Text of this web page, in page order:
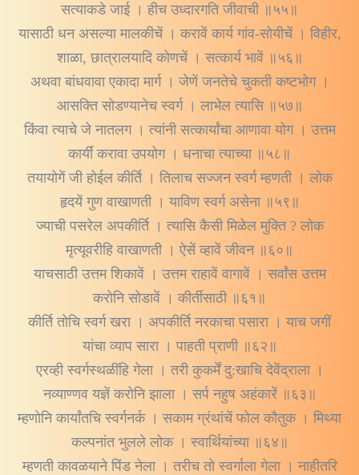
सत्याकडे जाई । हीच उध्दारगति जीवाची ॥५५॥
यासाठी धन असल्या मालकीचें । करावें कार्य गांव-सोयीचें । विहीर,
शाळा, छात्रालयादि कोणचें । सत्कार्य भावें ॥५६॥
अथवा बांधवावा एकादा मार्ग । जेणें जनतेचे चुकती कष्टभोग ।
आसक्ति सोडण्यानेच स्वर्ग । लाभेल त्यासि ॥५७॥
किंवा त्याचे जे नातलग । त्यांनी सत्कार्यांचा आणावा योग । उत्तम
कार्यीं करावा उपयोग । धनाचा त्याच्या ॥५८॥
तयायोगें जी होईल कीर्ति । तिलाच सज्जन स्वर्ग म्हणती । लोक
हृदयें गुण वाखाणती । याविण स्वर्ग असेना ॥५९॥
ज्याची पसरेल अपकीर्ति । त्यासि कैसी मिळेल मुक्ति ? लोक
मृत्यूवरीहि वाखाणती । ऐसें व्हावें जीवन ॥६०॥
याचसाठी उत्तम शिकावें । उत्तम राहावें वागावें । सर्वांस उत्तम
करोनि सोडावें । कीर्तीसाठी ॥६१॥
कीर्ति तोचि स्वर्ग खरा । अपकीर्ति नरकाचा पसारा । याच जगीं
यांचा व्याप सारा । पाहती प्राणी ॥६२॥
एरव्ही स्वर्गस्थळींहि गेला । तरी कुकर्में दु:खाचि देवेंद्राला ।
नव्याण्णव यज्ञें करोनि झाला । सर्प नहुष अहंकारें ॥६३॥
म्हणोनि कार्यांतचि स्वर्गनर्क । सकाम ग्रंथांचें फोल कौतुक । मिथ्या
कल्पनांत भुलले लोक । स्वार्थियांच्या ॥६४॥
म्हणती कावळयाने पिंड नेला । तरीच तो स्वर्गाला गेला । नाहीतरि